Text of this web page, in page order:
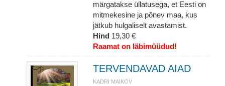
märgatakse üllatusega, et Eesti on
mitmekesine ja põnev maa, kus
jätkub hulgaliselt avastamist.
Hind 19,30 €
Raamat on läbimüüdud!
TERVENDAVAD AIAD
KADRI MAIKOV